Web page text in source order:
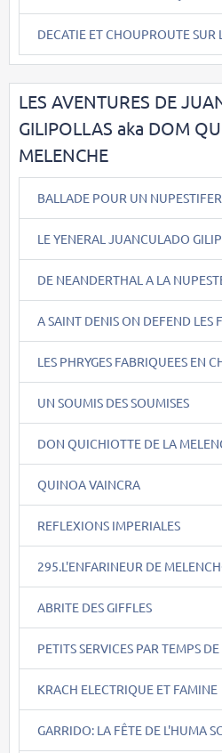
DECATIE ET CHOUPROUTE SUR
LES AVENTURES DE
GILIPOLLAS aka DOM
MELENCHE
BALLADE POUR UN
LE YENERAL JUANCULADO
DE NEANDERTHAL A LA
A SAINT DENIS ON DEFEND LES
LES PHRYGES FABRIQUEES EN
UN SOUMIS DES SOUMISES
DON QUICHIOTTE DE LA
QUINOA VAINCRA
REFLEXIONS IMPERIALES
295.L'ENFARINEUR DE
ABRITE DES GIFFLES
PETITS SERVICES PAR TEMPS DE
KRACH ELECTRIQUE ET FAMINE
GARRIDO: LA FÊTE DE L'HUMA